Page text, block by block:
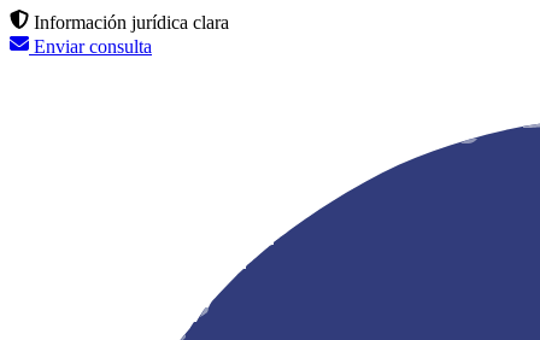
Información jurídica clara
Enviar consulta